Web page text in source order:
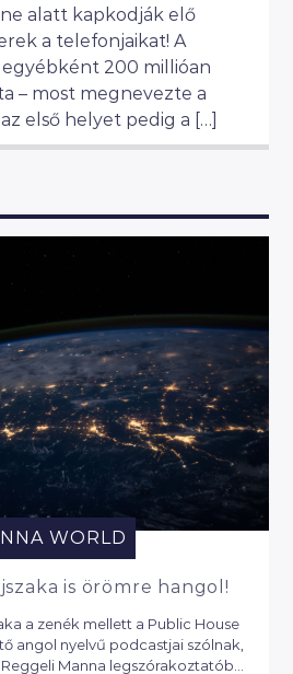
alatt kapkodják elő
a telefonjaikat! A
egyébként 200 millióan
– most megnevezte a
első helyet pedig a […]
WORLD
is örömre hangol!
a zenék mellett a Public House
angol nyelvű podcastjai szólnak,
Manna legszórakoztatóbb